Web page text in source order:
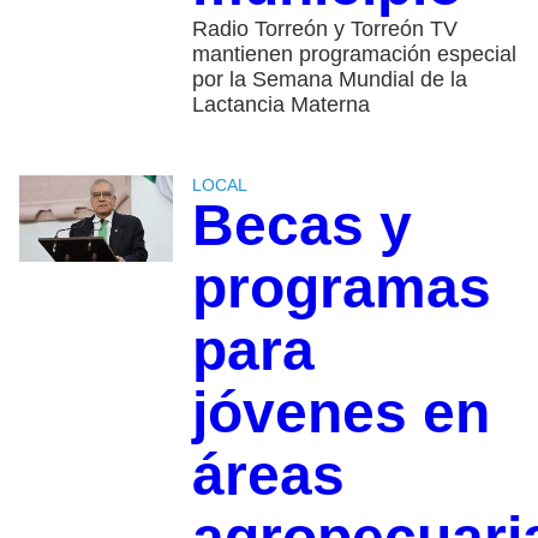
Radio Torreón y Torreón TV
mantienen programación especial
por la Semana Mundial de la
Lactancia Materna
LOCAL
Becas y
programas
para
jóvenes en
áreas